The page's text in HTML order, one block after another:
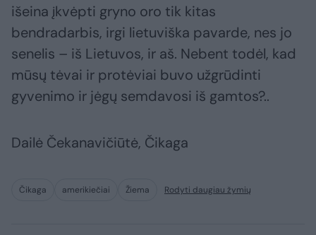
išeina įkvėpti gryno oro tik kitas
bendradarbis, irgi lietuviška pavarde, nes jo
senelis – iš Lietuvos, ir aš. Nebent todėl, kad
mūsų tėvai ir protėviai buvo užgrūdinti
gyvenimo ir jėgų semdavosi iš gamtos?..
Dailė Čekanavičiūtė, Čikaga
Čikaga amerikiečiai Žiema Rodyti daugiau žymių